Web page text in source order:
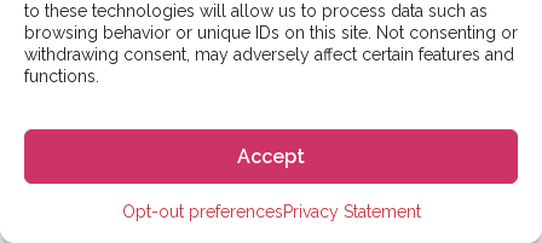
to these technologies will allow us to process data such as
browsing behavior or unique IDs on this site. Not consenting or
withdrawing consent, may adversely affect certain features and
functions.
Accept
Opt-out preferencesPrivacy Statement
Esto puede sonar extraño, pero es posible que no
tengas tiempo para asistir físicamente a una clase de
Puede ser que estés trabajando oviajandopor el país
mientras aprendes la lengua. Aquí es donde los